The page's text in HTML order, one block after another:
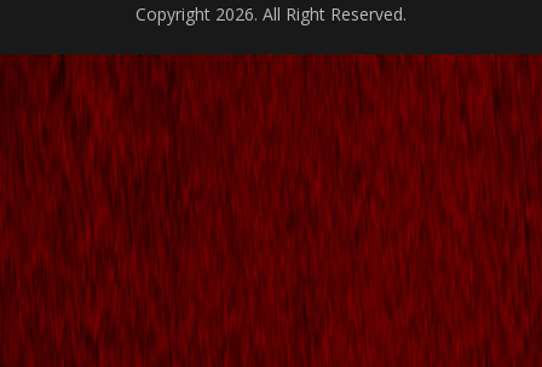
Copyright 2026. All Right Reserved.